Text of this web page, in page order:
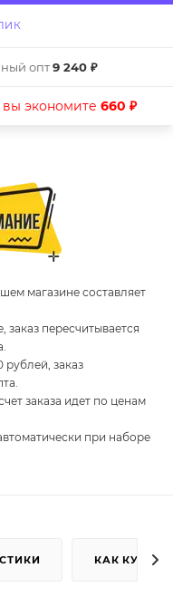
опт9 240 ₽
экономите 660 ₽
магазине составляет
пересчитывается
рублей, заказ
заказа идет по ценам
при наборе
КАК КУПИТЬ